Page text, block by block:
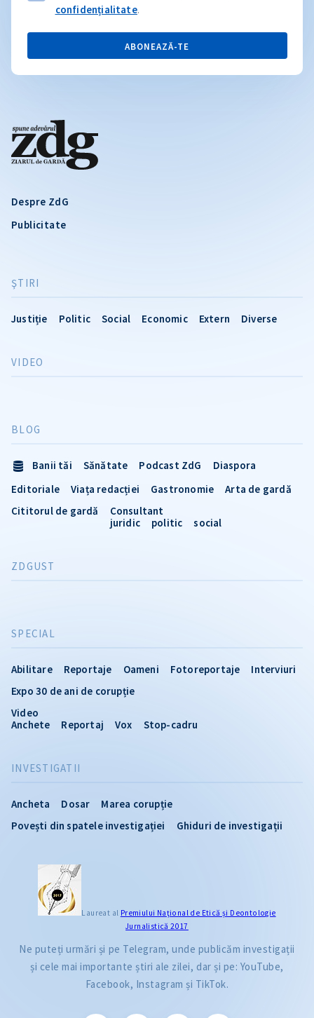
Despre ZdG
Publicitate
ŞTIRI
Justiție Politic Social Economic Extern Diverse
INVESTIGATII
Ancheta Dosar
Marea corupție
Povești din spatele investigației
Ghiduri de investigații
VIDEO
SPECIAL
Abilitare Reportaje Oameni Fotoreportaje
Interviuri
Expo 30 de ani de corupție
Video
Anchete
Reportaj Vox Stop-cadru
BLOG
Banii tăi Sănătate Podcast ZdG
Diaspora
Editoriale
Viața redacției Gastronomie
Arta de gardă
Cititorul de gardă
Consultant
juridic
politic social
ZDGUST
confidențialitate.
ABONEAZĂ-TE
Laureat al Premiului Naţional de Etică și Deontologie
Jurnalistică 2017
Ne puteți urmări și pe Telegram, unde publicăm investigații
și cele mai importante știri ale zilei, dar și pe: YouTube,
Facebook, Instagram și TikTok.